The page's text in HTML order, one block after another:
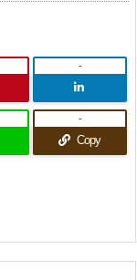
-
Copy
-